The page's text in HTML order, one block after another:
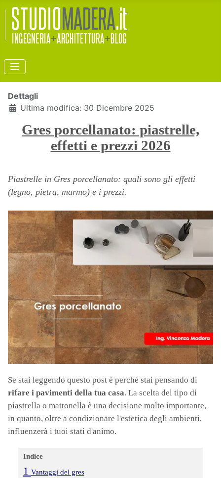
Dettagli
Ultima modifica: 30 Dicembre 2025
Gres porcellanato: piastrelle,
effetti e prezzi 2026
Piastrelle in Gres porcellanato: quali sono gli effetti
(legno, pietra, marmo) e i prezzi.
Se stai leggendo questo post è perché stai pensando di
rifare i pavimenti della tua casa. La scelta del tipo di
piastrella o mattonella è una decisione molto importante,
in quanto, oltre a condizionare l'estetica degli ambienti,
influenzerà i tuoi stati d'animo.
Indice
1 Vantaggi del gres